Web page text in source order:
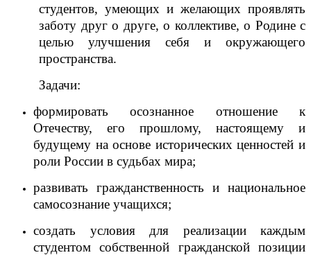
студентов, умеющих и желающих проявлять
заботу друг о друге, о коллективе, о Родине с
целью улучшения себя и окружающего
пространства.
Задачи:
формировать осознанное отношение к
Отечеству, его прошлому, настоящему и
будущему на основе исторических ценностей и
роли России в судьбах мира;
развивать гражданственность и национальное
самосознание учащихся;
создать условия для реализации каждым
студентом собственной гражданской позиции